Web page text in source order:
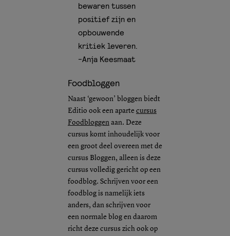
bewaren tussen
positief zijn en
opbouwende
kritiek leveren.
-Anja Keesmaat
Foodbloggen
Naast ‘gewoon’ bloggen biedt
Editio ook een aparte cursus
Foodbloggen aan. Deze
cursus komt inhoudelijk voor
een groot deel overeen met de
cursus Bloggen, alleen is deze
cursus volledig gericht op een
foodblog. Schrijven voor een
foodblog is namelijk iets
anders, dan schrijven voor
een normale blog en daarom
richt deze cursus zich ook op